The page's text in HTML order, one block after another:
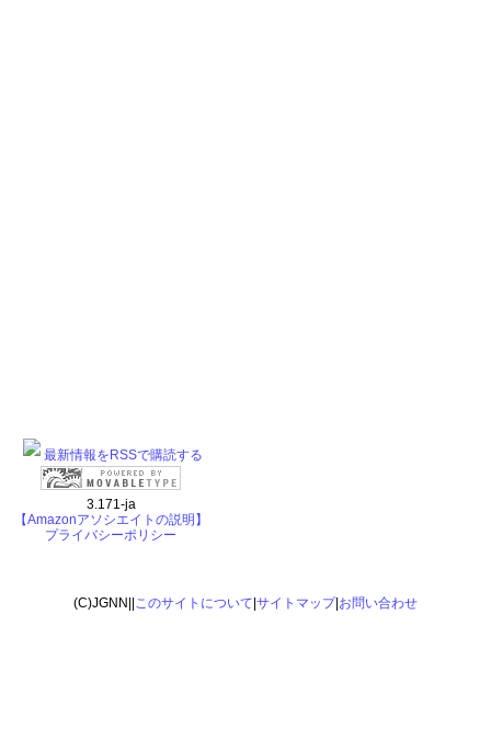
最新情報をRSSで購読する
3.171-ja
【Amazonアソシエイトの説明】
プライバシーポリシー
(C)JGNN|| このサイトについて サイトマップ| お問い合わせ